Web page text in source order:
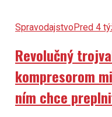
SpravodajstvoPred 4
Revolučný
kompresorom
ním chce